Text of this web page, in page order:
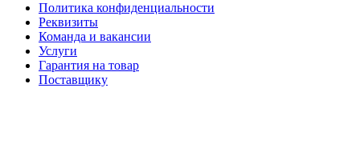
Политика конфиденциальности
Реквизиты
Команда и вакансии
Услуги
Гарантия на товар
Поставщику